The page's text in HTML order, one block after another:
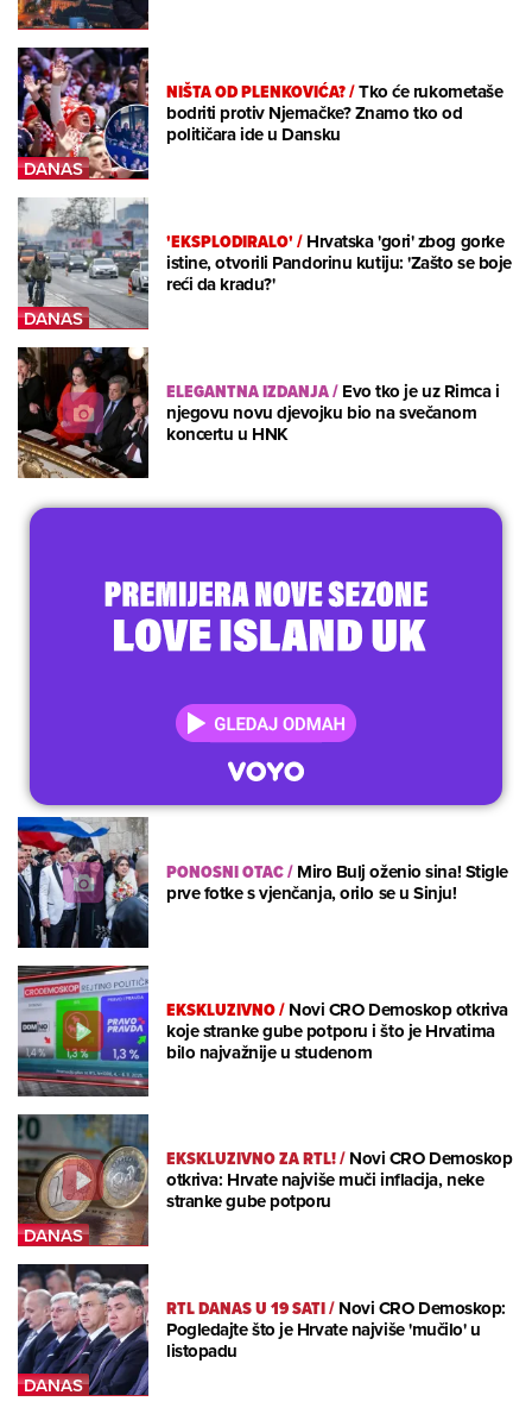
NIŠTA OD PLENKOVIĆA?/Tko će rukometaše
bodriti protiv Njemačke? Znamo tko od
političara ide u Dansku
'EKSPLODIRALO'/Hrvatska 'gori' zbog gorke
istine, otvorili Pandorinu kutiju: 'Zašto se boje
reći da kradu?'
ELEGANTNA IZDANJA/Evo tko je uz Rimca i
njegovu novu djevojku bio na svečanom
koncertu u HNK
PONOSNI OTAC/Miro Bulj oženio sina! Stigle
prve fotke s vjenčanja, orilo se u Sinju!
EKSKLUZIVNO/Novi CRO Demoskop otkriva
koje stranke gube potporu i što je Hrvatima
bilo najvažnije u studenom
EKSKLUZIVNO ZA RTL!/Novi CRO Demoskop
otkriva: Hrvate najviše muči inflacija, neke
stranke gube potporu
RTL DANAS U 19 SATI/Novi CRO Demoskop:
Pogledajte što je Hrvate najviše 'mučilo' u
listopadu